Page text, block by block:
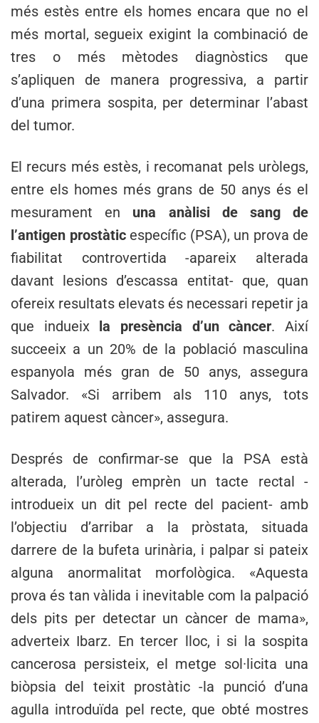
més estès entre els homes encara que no el
més mortal, segueix exigint la combinació de
tres o més mètodes diagnòstics que
s’apliquen de manera progressiva, a partir
d’una primera sospita, per determinar l’abast
del tumor.
El recurs més estès, i recomanat pels uròlegs,
entre els homes més grans de 50 anys és el
mesurament en una anàlisi de sang de
l’antigen prostàticespecífic (PSA), un prova de
fiabilitat controvertida -apareix alterada
davant lesions d’escassa entitat- que, quan
ofereix resultats elevats és necessari repetir ja
que indueix la presència d’un càncer. Així
succeeix a un 20% de la població masculina
espanyola més gran de 50 anys, assegura
Salvador. «Si arribem als 110 anys, tots
patirem aquest càncer», assegura.
Després de confirmar-se que la PSA està
alterada, l’uròleg emprèn un tacte rectal -
introdueix un dit pel recte del pacient- amb
l’objectiu d’arribar a la pròstata, situada
darrere de la bufeta urinària, i palpar si pateix
alguna anormalitat morfològica. «Aquesta
prova és tan vàlida i inevitable com la palpació
dels pits per detectar un càncer de mama»,
adverteix Ibarz. En tercer lloc, i si la sospita
cancerosa persisteix, el metge sol·licita una
biòpsia del teixit prostàtic -la punció d’una
agulla introduïda pel recte, que obté mostres